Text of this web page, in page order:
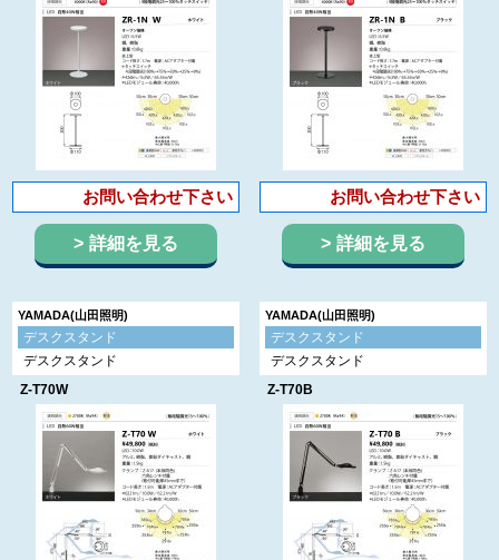
お問い合わせ下さい
詳細を見る
お問い合わせ下さい
詳細を見る
YAMADA(山田照明)
デスクスタンド
デスクスタンド
Z-T70W
YAMADA(山田照明)
デスクスタンド
デスクスタンド
Z-T70B